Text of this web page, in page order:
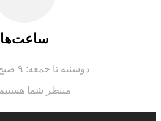
ساعت‌ها
دوشنبه تا جمعه: ۹ صبح تا ۶ عصر
۷/۲۴ منتظر شما هستیم